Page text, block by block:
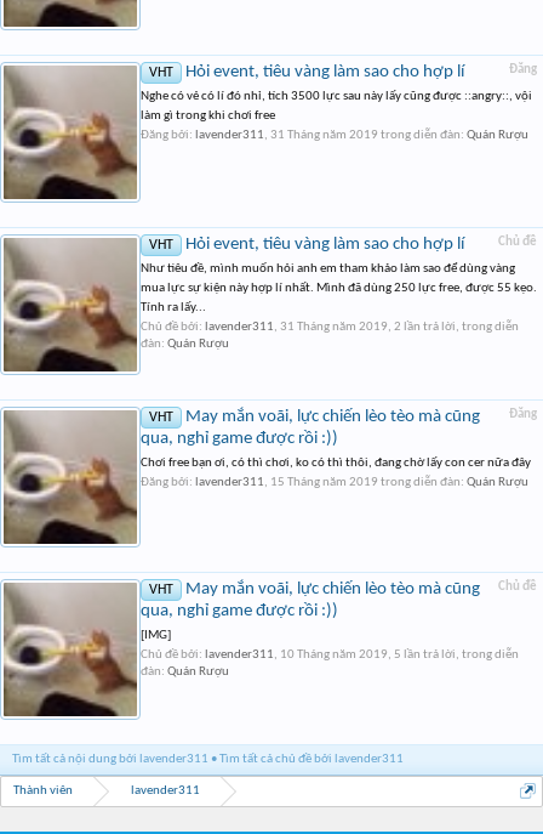
Đăng
VHT Hỏi event, tiêu vàng làm sao cho hợp lí
Nghe có vẻ có lí đó nhỉ, tích 3500 lực sau này lấy cũng được ::angry::, vội
làm gì trong khi chơi free
Đăng bởi: lavender311, 31 Tháng năm 2019 trong diễn đàn: Quán Rượu
Chủ đề
VHT Hỏi event, tiêu vàng làm sao cho hợp lí
Như tiêu đề, mình muốn hỏi anh em tham khảo làm sao để dùng vàng
mua lực sự kiện này hợp lí nhất. Mình đã dùng 250 lực free, được 55 kẹo.
Tính ra lấy...
Chủ đề bởi: lavender311, 31 Tháng năm 2019, 2 lần trả lời, trong diễn
đàn: Quán Rượu
Đăng
VHT
May mắn voãi, lực chiến lèo tèo mà cũng
qua, nghỉ game được rồi :))
Chơi free bạn ơi, có thì chơi, ko có thì thôi, đang chờ lấy con cer nữa đây
Đăng bởi: lavender311, 15 Tháng năm 2019 trong diễn đàn: Quán Rượu
Chủ đề
VHT
May mắn voãi, lực chiến lèo tèo mà cũng
qua, nghỉ game được rồi :))
[IMG]
Chủ đề bởi: lavender311, 10 Tháng năm 2019, 5 lần trả lời, trong diễn
đàn: Quán Rượu
Tìm tất cả nội dung bởi lavender311 Tìm tất cả chủ đề bởi lavender311
Thành viên lavender311